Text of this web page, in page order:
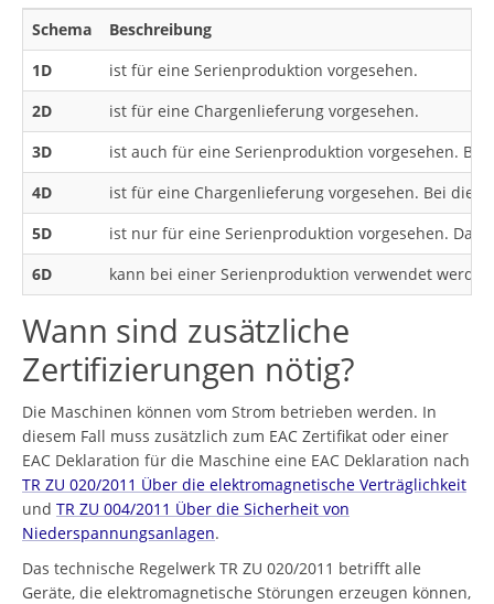
Schema
Beschreibung
1D
ist für eine Serienproduktion vorgesehen.
2D
ist für eine Chargenlieferung vorgesehen.
3D
ist auch für eine Serienproduktion vorgesehen.
4D
ist für eine Chargenlieferung vorgesehen. Bei
5D
ist nur für eine Serienproduktion vorgesehen.
6D
kann bei einer Serienproduktion verwendet
Wann sind zusätzliche
Zertifizierungen nötig?
Die Maschinen können vom Strom betrieben werden. In
diesem Fall muss zusätzlich zum EAC Zertifikat oder einer
EAC Deklaration für die Maschine eine EAC Deklaration nach
TR ZU 020/2011 Über die elektromagnetische Verträglichkeit
und TR ZU 004/2011 Über die Sicherheit von
Niederspannungsanlagen.
Das technische Regelwerk TR ZU 020/2011 betrifft alle
Geräte, die elektromagnetische Störungen erzeugen können,